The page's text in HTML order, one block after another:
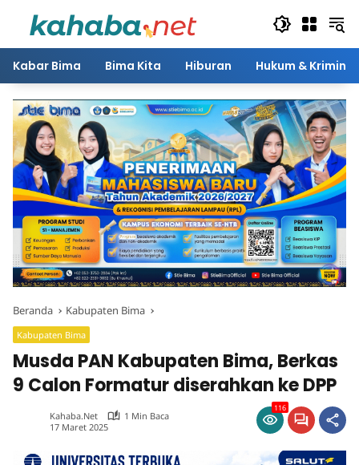
Kabar Bima Bima Kita Hiburan Hukum & Kriminal
Beranda Kabupaten Bima
Kabupaten Bima
Musda PAN Kabupaten Bima, Berkas
9 Calon Formatur diserahkan ke DPP
Kahaba.net
1 Min Baca
17 Maret 2025
116